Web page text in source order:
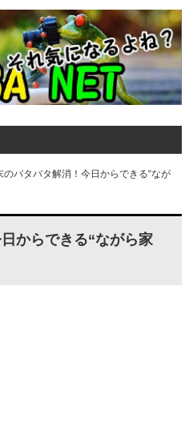
のバタバタ解消！今日からできる“なが
からできる“ながら家